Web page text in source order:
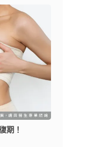
期！